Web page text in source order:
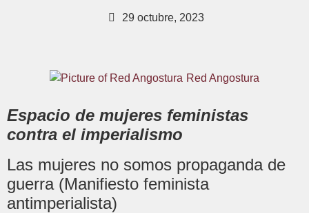
29 octubre, 2023
Red Angostura
Espacio de mujeres feministas
contra el imperialismo
Las mujeres no somos propaganda de
guerra (Manifiesto feminista
antimperialista)